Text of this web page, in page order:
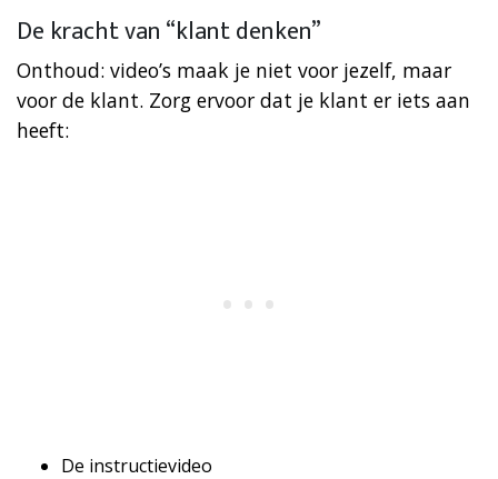
De kracht van “klant denken”
Onthoud: video’s maak je niet voor jezelf, maar
voor de klant. Zorg ervoor dat je klant er iets aan
heeft:
De instructievideo